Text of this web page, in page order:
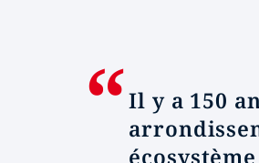
Il y a 150